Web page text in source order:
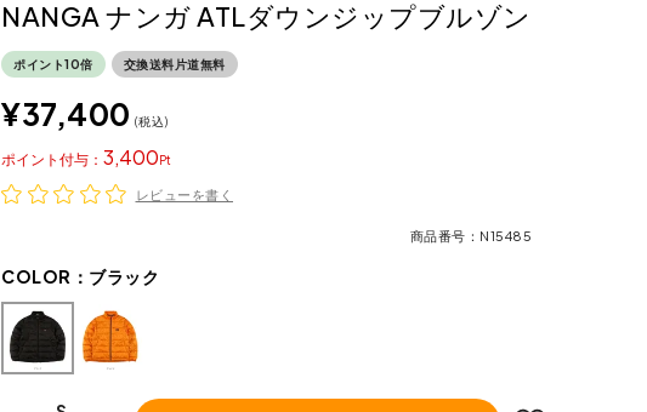
NANGA ナンガ ATLダウンジップブルゾン
ポイント10倍 交換送料片道無料
¥37,400 税込
3,400
ポイント
レビューを書く
商品番号 N15485
COLOR： ブラック